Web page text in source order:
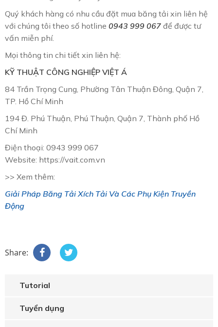
Quý khách hàng có nhu cầu đặt mua băng tải xin liên hệ
với chúng tôi theo số hotline 0943 999 067 để được tư
vấn miễn phí.
Mọi thông tin chi tiết xin liên hệ:
KỸ THUẬT CÔNG NGHIỆP VIỆT Á
84 Trần Trọng Cung, Phường Tân Thuận Đông, Quận 7,
TP. Hồ Chí Minh
194 Đ. Phú Thuận, Phú Thuận, Quận 7, Thành phố Hồ
Chí Minh
Điện thoại: 0943 999 067
Website: https://vait.com.vn
>> Xem thêm:
Giải Pháp Băng Tải Xích Tải Và Các Phụ Kiện Truyền
Động
Share:
Tutorial
Tuyển dụng